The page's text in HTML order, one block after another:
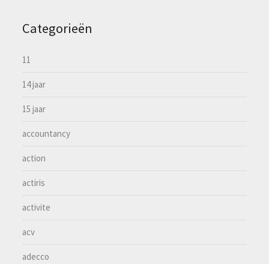
Categorieën
11
14 jaar
15 jaar
accountancy
action
actiris
activite
acv
adecco